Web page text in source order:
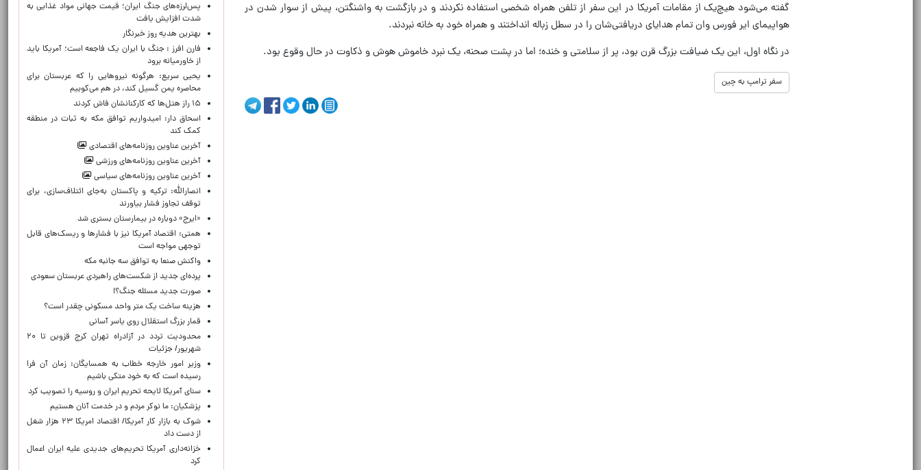
گفته می‌شود هیچ‌یک از مقامات آمریکا در این سفر از تلفن همراه شخصی استفاده نکردند و در بازگشت به واشنگتن، پیش از سوار شدن در
هواپیمای ایر فورس وان تمام هدایای دریافتی‌شان را در سطل زباله انداختند و همراه خود به خانه نبردند.
در نگاه اول، این یک ضیافت بزرگ قرن بود، پر از سلامتی و خنده؛ اما در پشت صحنه، یک نبرد خاموش هوش و ذکاوت در حال وقوع بود.
سفر ترامپ به چین
پس‌لرزه‌های جنگ ایران؛ قیمت جهانی مواد غذایی به
شدت افزایش یافت
بهترین هدیه روز خبرنگار
فارن افرز : جنگ با ایران یک فاجعه است؛ آمریکا باید
از خاورمیانه برود
یحیی سریع: هرگونه نیروهایی را که عربستان برای
محاصره یمن گسیل کند، در هم می‌کوبیم
۱۵ راز هتل‌ها که کارکنانشان فاش کردند
اسحاق دار: امیدواریم توافق مکه به ثبات در منطقه
کمک کند
آخرین عناوین روزنامه‌های اقتصادی
آخرین عناوین روزنامه‌های ورزشی
آخرین عناوین روزنامه‌های سیاسی
انصارالله: ترکیه و پاکستان به‌جای ائتلاف‌سازی، برای
توقف تجاوز فشار بیاورند
«ایرج» دوباره در بیمارستان بستری شد
همتی: اقتصاد آمریکا نیز با فشارها و ریسک‌های قابل
توجهی مواجه است
واکنش صنعا به توافق سه جانبه مکه
پرده‌ای جدید از شکست‌های راهبردی عربستان سعودی
صورت جدید مسئله جنگ؟!
هزینه ساخت یک متر واحد مسکونی چقدر است؟
قمار بزرگ استقلال روی یاسر آسانی
محدودیت تردد در آزادراه تهران کرج قزوین تا ۲۰
شهریور/ جزئیات
وزیر امور خارجه خطاب به همسایگان: زمان آن فرا
رسیده است که به خود متکی باشیم
سنای آمریکا لایحه تحریم ایران و روسیه را تصویب کرد
پزشکیان: ما نوکر مردم و در خدمت آنان هستیم
شوک به بازار کار آمریکا/ اقتصاد امریکا ۲۳ هزار شغل
از دست داد
خزانه‌داری آمریکا تحریم‌های جدیدی علیه ایران اعمال
کرد